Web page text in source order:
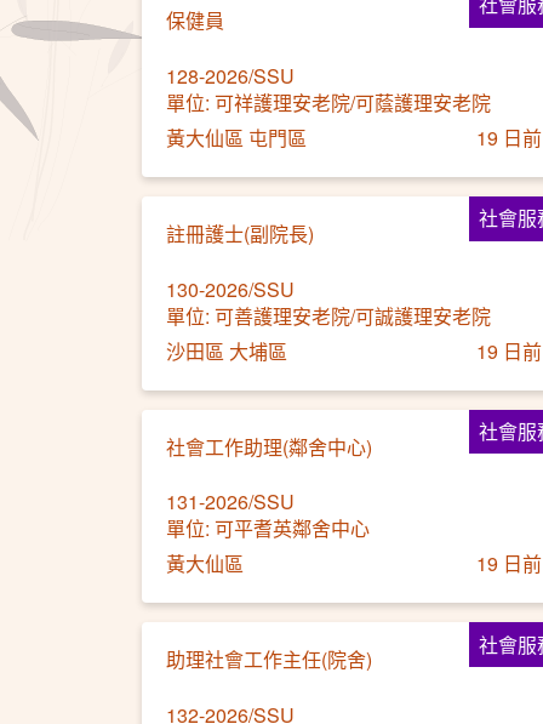
保健員
128-2026/SSU
單位: 可祥護理安老院/可蔭護理安老院
黃大仙區 屯門區
19 日前
社會服
註冊護士(副院長)
130-2026/SSU
單位: 可善護理安老院/可誠護理安老院
沙田區 大埔區
19 日前
社會服
社會工作助理(鄰舍中心)
131-2026/SSU
單位: 可平耆英鄰舍中心
黃大仙區
19 日前
社會服
助理社會工作主任(院舍)
132-2026/SSU